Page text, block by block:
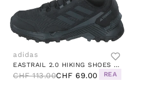
adidas
EASTRAIL 2.0 HIKING SHOES CORE BLACK / CARBON / GREY FOUR
CHF 113.00CHF 69.00 REA